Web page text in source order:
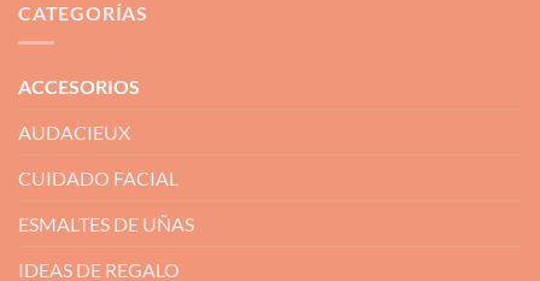
CATEGORÍAS
ACCESORIOS
AUDACIEUX
CUIDADO FACIAL
ESMALTES DE UÑAS
IDEAS DE REGALO